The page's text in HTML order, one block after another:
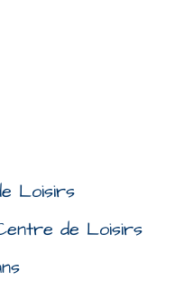
Loisirs
de Loisirs